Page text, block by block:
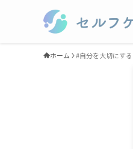
ホーム
#自分を大切にする